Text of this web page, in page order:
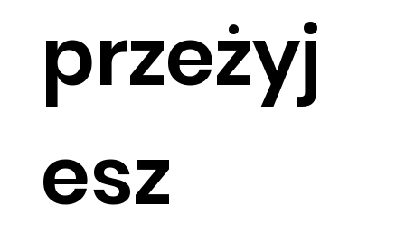
przeżyj
esz